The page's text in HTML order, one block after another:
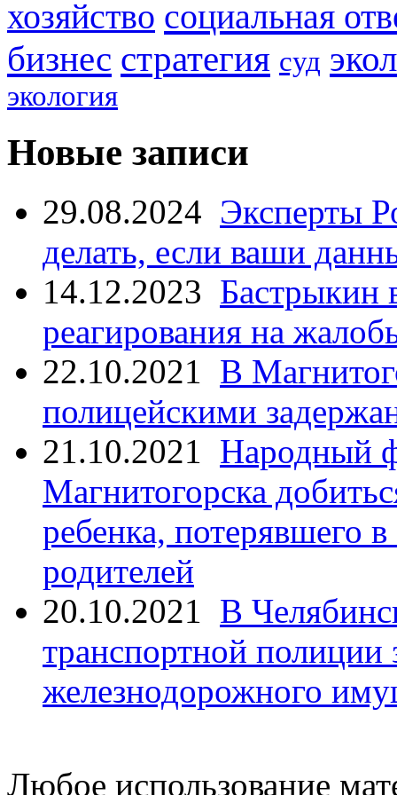
хозяйство социальная
бизнес стратегия суд
экология
Новые записи
29.08.2024 Эксперты
делать, если ваши
14.12.2023 Бастрыкин
реагирования на
22.10.2021 В
полицейскими
21.10.2021 Народный
Магнитогорска
ребенка, потерявшего
родителей
20.10.2021 В
транспортной
железнодорожного
Любое использование